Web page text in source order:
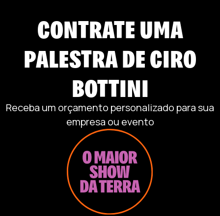
CONTRATE UMA
PALESTRA DECIRO
BOTTINI
Receba um orçamento personalizado para sua
empresa ou evento